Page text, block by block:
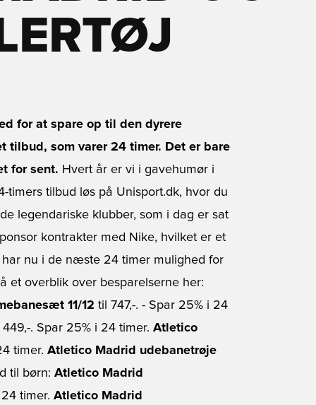
for at spare op til den dyrere
tilbud, som varer 24 timer. Det er bare
for sent. Hvert år er vi i gavehumør i
tilbud løs på Unisport.dk, hvor du
legendariske klubber, som i dag er sat
kontrakter med Nike, hvilket er et
nu i de næste 24 timer mulighed for
et overblik over besparelserne her:
11/12 til 747,-. - Spar 25% i 24
. Spar 25% i 24 timer. Atletico
timer. Atletico Madrid udebanetrøje
til børn: Atletico Madrid
timer. Atletico Madrid